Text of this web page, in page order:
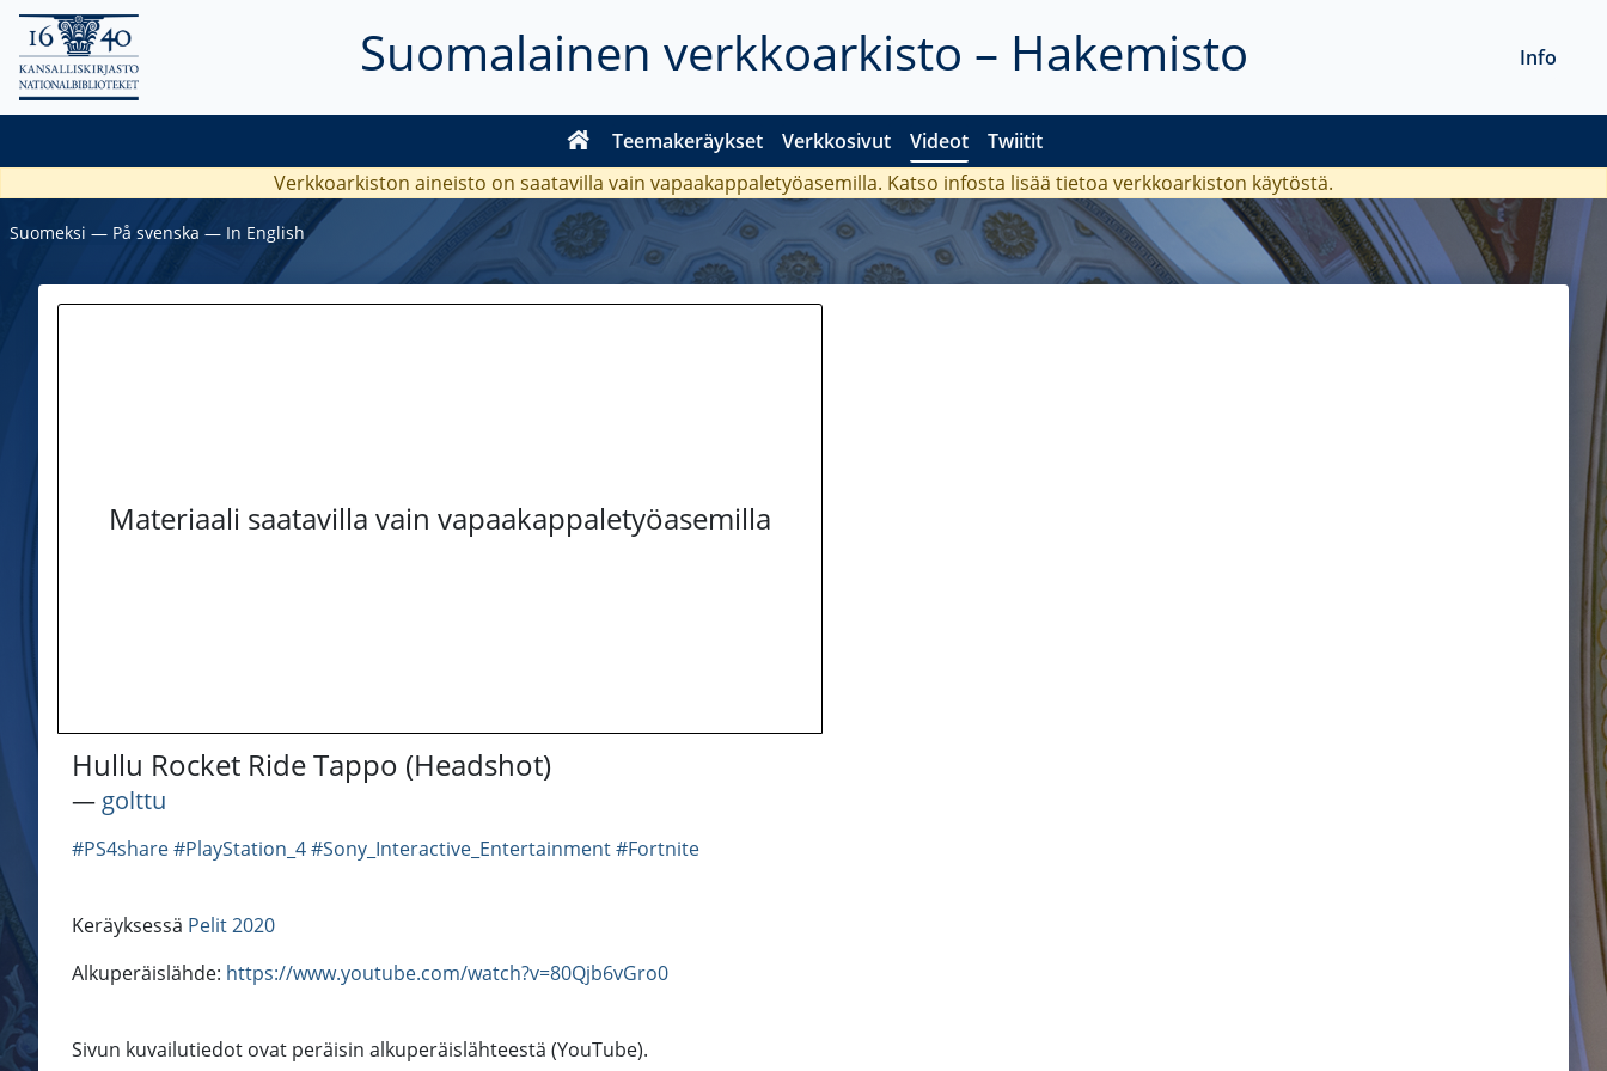
Suomalainen verkkoarkisto – Hakemisto
Teemakeräykset Verkkosivut Videot Twiitit
Info
Verkkoarkiston aineisto on saatavilla vain vapaakappaletyöasemilla. Katso infosta lisää tietoa verkkoarkiston käytöstä.
Suomeksi ― På svenska ― In English
Materiaali saatavilla vain vapaakappaletyöasemilla
Hullu Rocket Ride Tappo (Headshot)
― golttu
#PS4share#PlayStation_4#Sony_Interactive_Entertainment#Fortnite
Keräyksessä Pelit 2020
Alkuperäislähde: https://www.youtube.com/watch?v=80Qjb6vGro0
Sivun kuvailutiedot ovat peräisin alkuperäislähteestä (YouTube).